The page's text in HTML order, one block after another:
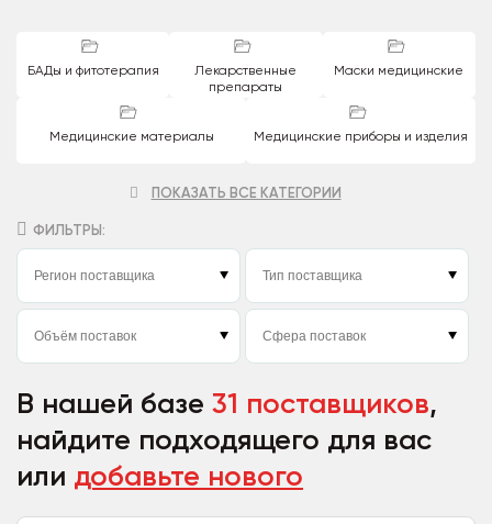
БАДы и фитотерапия
Лекарственные
препараты
Маски медицинские
Медицинские материалы Медицинские приборы и изделия
ПОКАЗАТЬ ВСЕ КАТЕГОРИИ
ФИЛЬТРЫ:
В нашей базе 31 поставщиков,
найдите подходящего для вас
или добавьте нового